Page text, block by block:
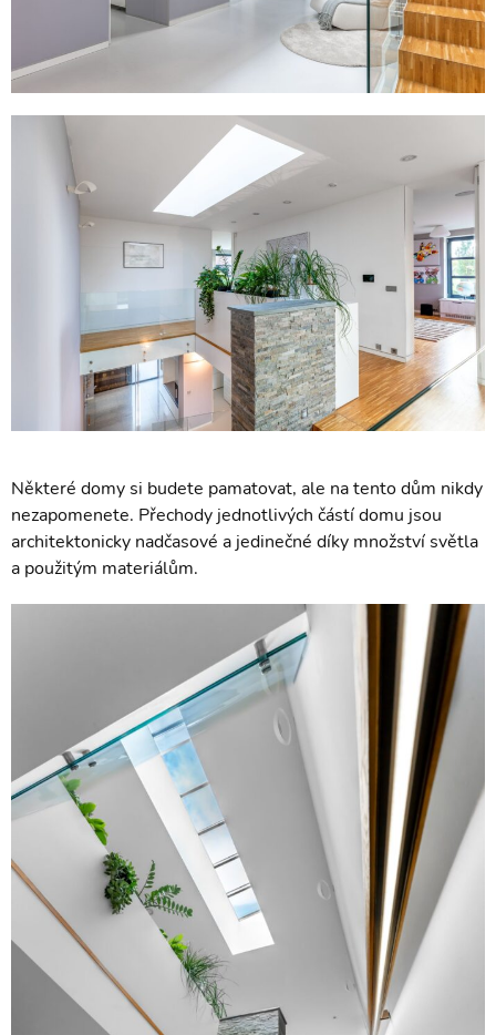
Některé domy si budete pamatovat, ale na tento dům nikdy
nezapomenete. Přechody jednotlivých částí domu jsou
architektonicky nadčasové a jedinečné díky množství světla
a použitým materiálům.